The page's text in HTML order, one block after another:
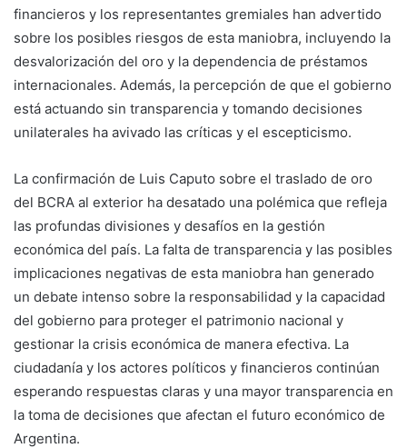
financieros y los representantes gremiales han advertido
sobre los posibles riesgos de esta maniobra, incluyendo la
desvalorización del oro y la dependencia de préstamos
internacionales. Además, la percepción de que el gobierno
está actuando sin transparencia y tomando decisiones
unilaterales ha avivado las críticas y el escepticismo.
La confirmación de Luis Caputo sobre el traslado de oro
del BCRA al exterior ha desatado una polémica que refleja
las profundas divisiones y desafíos en la gestión
económica del país. La falta de transparencia y las posibles
implicaciones negativas de esta maniobra han generado
un debate intenso sobre la responsabilidad y la capacidad
del gobierno para proteger el patrimonio nacional y
gestionar la crisis económica de manera efectiva. La
ciudadanía y los actores políticos y financieros continúan
esperando respuestas claras y una mayor transparencia en
la toma de decisiones que afectan el futuro económico de
Argentina.